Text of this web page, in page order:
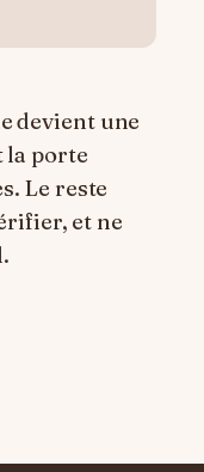
devient une
la porte
Le reste
et ne